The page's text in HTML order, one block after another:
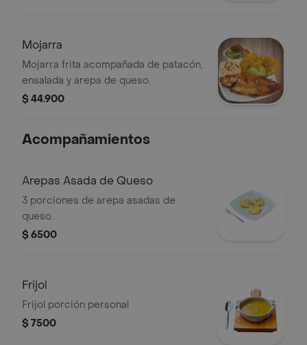
Mojarra
Mojarra frita acompañada de patacón,
ensalada y arepa de queso.
$ 44.900
Acompañamientos
Arepas Asada de Queso
3 porciones de arepa asadas de
queso.
$ 6500
Frijol
Frijol porción personal
$ 7500